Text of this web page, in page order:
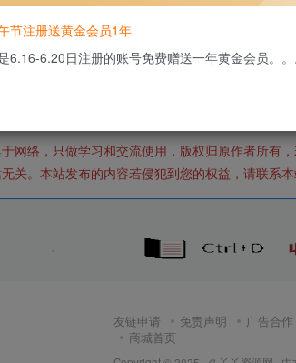
使用IDM下载工具进行下载，浏览器下载有时候
私信 网盘打不开 请参考：https://www.9yy.net/
支持，本质就是分享程序让大家学习,请勿商用。
网络，只做学习和交流使用，版权归原作者所有
关。本站发布的内容若侵犯到您的权益，请联系
友链申请 免责声明 广告合作
商城首页
节注册送黄金会员1年
6.16-6.20日注册的账号免费赠送一年黄金会员。。